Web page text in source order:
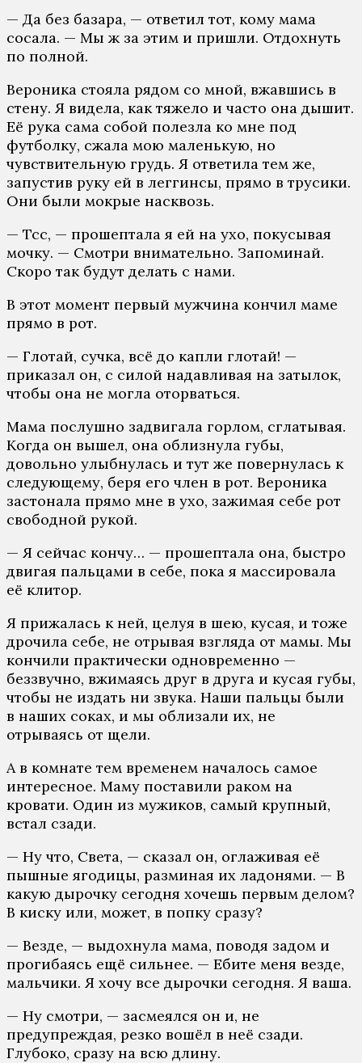
— Да без базара, — ответил тот, кому мама
сосала. — Мы ж за этим и пришли. Отдохнуть
по полной.
Вероника стояла рядом со мной, вжавшись в
стену. Я видела, как тяжело и часто она дышит.
Её рука сама собой полезла ко мне под
футболку, сжала мою маленькую, но
чувствительную грудь. Я ответила тем же,
запустив руку ей в леггинсы, прямо в трусики.
Они были мокрые насквозь.
— Тсс, — прошептала я ей на ухо, покусывая
мочку. — Смотри внимательно. Запоминай.
Скоро так будут делать с нами.
В этот момент первый мужчина кончил маме
прямо в рот.
— Глотай, сучка, всё до капли глотай! —
приказал он, с силой надавливая на затылок,
чтобы она не могла оторваться.
Мама послушно задвигала горлом, сглатывая.
Когда он вышел, она облизнула губы,
довольно улыбнулась и тут же повернулась к
следующему, беря его член в рот. Вероника
застонала прямо мне в ухо, зажимая себе рот
свободной рукой.
— Я сейчас кончу… — прошептала она, быстро
двигая пальцами в себе, пока я массировала
её клитор.
Я прижалась к ней, целуя в шею, кусая, и тоже
дрочила себе, не отрывая взгляда от мамы. Мы
кончили практически одновременно —
беззвучно, вжимаясь друг в друга и кусая губы,
чтобы не издать ни звука. Наши пальцы были
в наших соках, и мы облизали их, не
отрываясь от щели.
А в комнате тем временем началось самое
интересное. Маму поставили раком на
кровати. Один из мужиков, самый крупный,
встал сзади.
— Ну что, Света, — сказал он, оглаживая её
пышные ягодицы, разминая их ладонями. — В
какую дырочку сегодня хочешь первым делом?
В киску или, может, в попку сразу?
— Везде, — выдохнула мама, поводя задом и
прогибаясь ещё сильнее. — Ебите меня везде,
мальчики. Я хочу все дырочки сегодня. Я ваша.
— Ну смотри, — засмеялся он и, не
предупреждая, резко вошёл в неё сзади.
Глубоко, сразу на всю длину.